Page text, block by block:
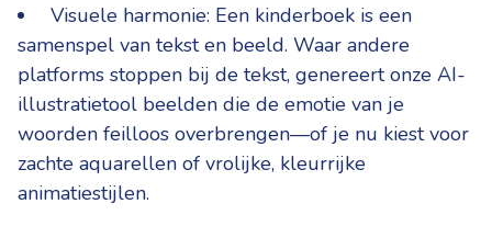
Visuele harmonie: Een kinderboek is een
samenspel van tekst en beeld. Waar andere
platforms stoppen bij de tekst, genereert onze AI-
illustratietool beelden die de emotie van je
woorden feilloos overbrengen—of je nu kiest voor
zachte aquarellen of vrolijke, kleurrijke
animatiestijlen.